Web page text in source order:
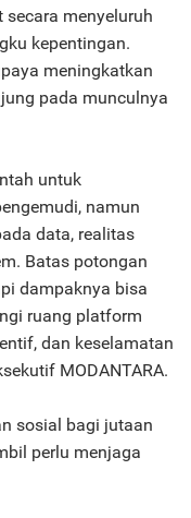
menyeluruh
kepentingan.
meningkatkan
pada munculnya
untuk
namun
data, realitas
Batas potongan
dampaknya bisa
ruang platform
dan keselamatan
MODANTARA.
sosial bagi jutaan
perlu menjaga